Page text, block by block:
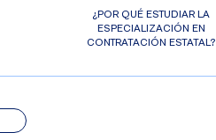
¿POR QUÉ ESTUDIAR LA
ESPECIALIZACIÓN EN
CONTRATACIÓN ESTATAL?